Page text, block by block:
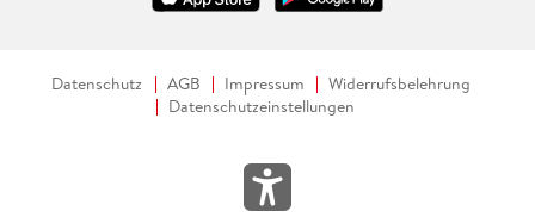
Datenschutz AGB Impressum
Widerrufsbelehrung
Datenschutzeinstellungen